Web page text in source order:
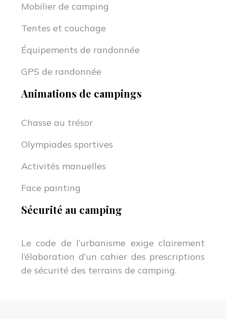
Mobilier de camping
Tentes et couchage
Équipements de randonnée
GPS de randonnée
Animations de campings
Chasse au trésor
Olympiades sportives
Activités manuelles
Face painting
Sécurité au camping
Le code de l’urbanisme exige clairement
l’élaboration d’un cahier des prescriptions
de sécurité des terrains de camping.